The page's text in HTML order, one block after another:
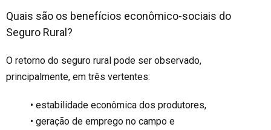
Quais são os benefícios econômico-sociais do
Seguro Rural?
O retorno do seguro rural pode ser observado,
principalmente, em três vertentes:
• estabilidade econômica dos produtores,
• geração de emprego no campo e